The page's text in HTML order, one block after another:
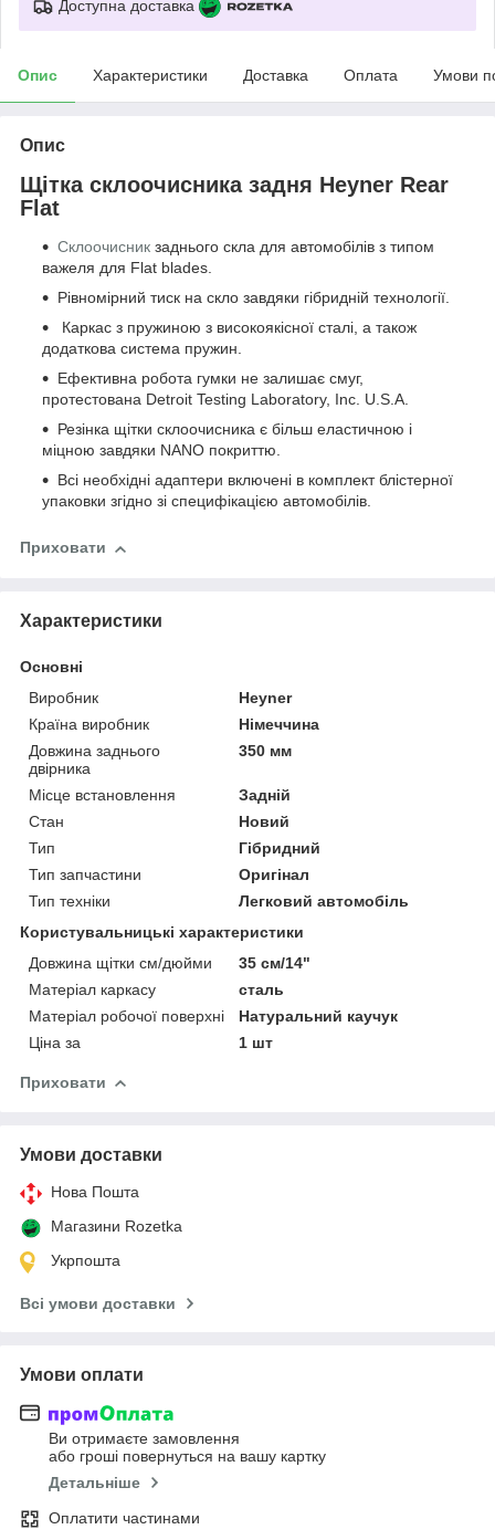
Доступна доставка
Опис Характеристики Доставка Оплата Умови
Опис
Щітка склоочисника задня Heyner Rear
Flat
Склоочисник заднього скла для автомобілів з типом
важеля для Flat blades.
Рівномірний тиск на скло завдяки гібридній технології.
Каркас з пружиною з високоякісної сталі, а також
додаткова система пружин.
Ефективна робота гумки не залишає смуг,
протестована Detroit Testing Laboratory, Inc. U.S.A.
Резінка щітки склоочисника є більш еластичною і
міцною завдяки NANO покриттю.
Всі необхідні адаптери включені в комплект блістерної
упаковки згідно зі специфікацією автомобілів.
Приховати
Характеристики
Основні
Виробник
Heyner
Країна виробник
Німеччина
Довжина заднього
двірника
350 мм
Місце встановлення
Задній
Стан
Новий
Тип
Гібридний
Тип запчастини
Оригінал
Тип техніки
Легковий автомобіль
Користувальницькі характеристики
Довжина щітки см/дюйми
35 см/14"
Матеріал каркасу
сталь
Матеріал робочої поверхні
Натуральний каучук
Ціна за
1 шт
Приховати
Умови доставки
Нова Пошта
Магазини Rozetka
Укрпошта
Всі умови доставки
Умови оплати
Ви отримаєте замовлення
або гроші повернуться на вашу картку
Детальніше
Оплатити частинами